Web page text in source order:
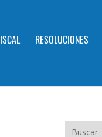
RESOLUCIONES